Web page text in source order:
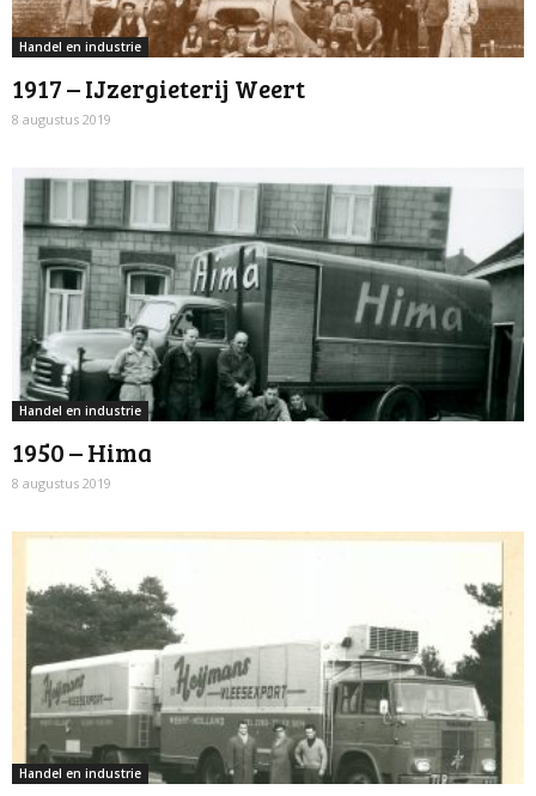
Handel en industrie
1917 – IJzergieterij Weert
8 augustus 2019
Handel en industrie
1950 – Hima
8 augustus 2019
Handel en industrie